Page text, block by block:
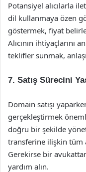
Potansiyel alıcılarla
dil kullanmaya özen
göstermek, fiyat
Alıcının ihtiyaçlarını
teklifler sunmak,
7. Satış Sürecini
Domain satışı
gerçekleştirmek
doğru bir şekilde
transferine ilişkin tüm
Gerekirse bir
yardım alın.